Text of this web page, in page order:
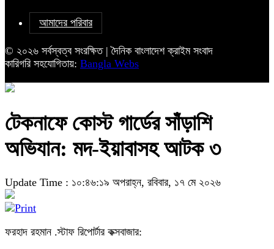
আমাদের পরিবার
© ২০২৬ সর্বস্বত্ব সংরক্ষিত | দৈনিক বাংলাদেশ ক্রাইম সংবাদ
কারিগরি সহযোগিতায়: Bangla Webs
টেকনাফে কোস্ট গার্ডের সাঁড়াশি
অভিযান: মদ-ইয়াবাসহ আটক ৩
Update Time : ১০:৪৬:১৯ অপরাহ্ন, রবিবার, ১৭ মে ২০২৬
ফরহাদ রহমান .স্টাফ রিপোর্টার কক্সবাজার: